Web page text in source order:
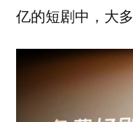
亿的短剧中，大